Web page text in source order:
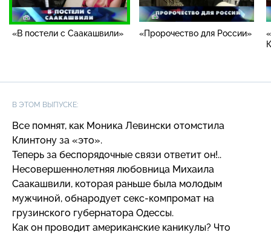
«В постели с Саакашвили» «Пророчество для России»
В ЭТОМ ВЫПУСКЕ:
Все помнят, как Моника Левински отомстила
Клинтону за «это».
Теперь за беспорядочные связи ответит он!..
Несовершеннолетняя любовница Михаила
Саакашвили, которая раньше была молодым
мужчиной, обнародует секс-компромат на
грузинского губернатора Одессы.
Как он проводит американские каникулы? Что